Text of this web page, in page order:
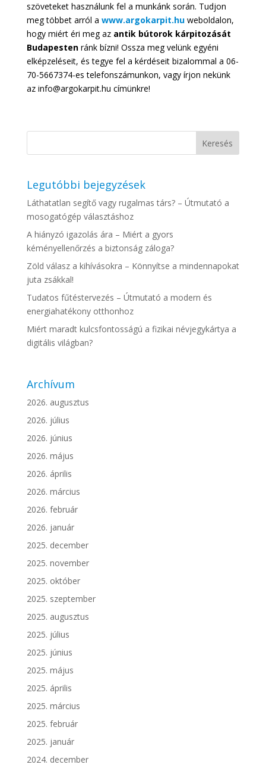
szöveteket használunk fel a munkánk során. Tudjon
meg többet arról a www.argokarpit.huweboldalon,
hogy miért éri meg az antik bútorok kárpitozását
Budapesten ránk bízni! Ossza meg velünk egyéni
elképzeléseit, és tegye fel a kérdéseit bizalommal a 06-
70-5667374-es telefonszámunkon, vagy írjon nekünk
az info@argokarpit.hu címünkre!
Legutóbbi bejegyzések
Láthatatlan segítő vagy rugalmas társ? – Útmutató a
mosogatógép választáshoz
A hiányzó igazolás ára – Miért a gyors
kéményellenőrzés a biztonság záloga?
Zöld válasz a kihívásokra – Könnyítse a mindennapokat
juta zsákkal!
Tudatos fűtéstervezés – Útmutató a modern és
energiahatékony otthonhoz
Miért maradt kulcsfontosságú a fizikai névjegykártya a
digitális világban?
Archívum
2026. augusztus
2026. július
2026. június
2026. május
2026. április
2026. március
2026. február
2026. január
2025. december
2025. november
2025. október
2025. szeptember
2025. augusztus
2025. július
2025. június
2025. május
2025. április
2025. március
2025. február
2025. január
2024. december